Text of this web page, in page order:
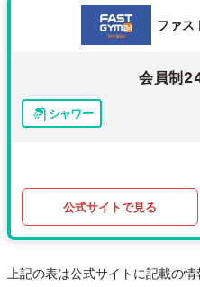
ファス
会員制
シャワー
公式サイトで見る
上記の表は公式サイトに記載の